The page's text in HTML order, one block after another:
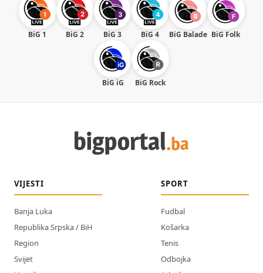
BiG 1 BiG 2 BiG 3 BiG 4 BiG Balade BiG Folk
BiG iG BiG Rock
VIJESTI
Banja Luka
Republika Srpska / BiH
Region
Svijet
SPORT
Fudbal
Košarka
Tenis
Odbojka